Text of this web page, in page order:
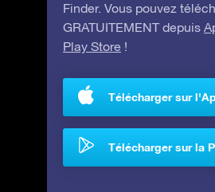
Finder. Vous pouvez
GRATUITEMENT depuis
Play Store !
Télécharger sur
Télécharger sur la